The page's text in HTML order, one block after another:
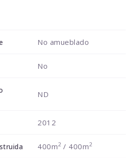
No amueblado
No
ND
2012
400m2/ 400m2